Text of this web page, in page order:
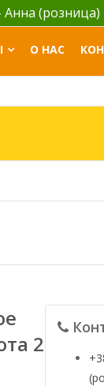
Анна (розница)
О НАС
2